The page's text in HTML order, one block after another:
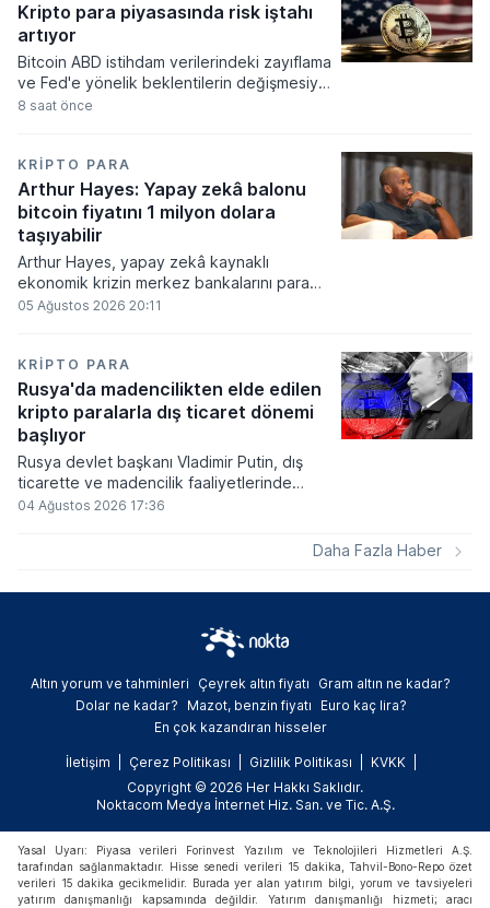
Kripto para piyasasında risk iştahı
artıyor
Bitcoin ABD istihdam verilerindeki zayıflama
ve Fed'e yönelik beklentilerin değişmesiyle
haftayı yükselişle kapattı. Kripto para
açıklanacak enflasyon rakamlarına ve
küresel gelişmelere çevrildi.
8 saat önce
KRIPTO PARA
Arthur Hayes: Yapay zekâ balonu
bitcoin fiyatını 1 milyon dolara
taşıyabilir
Arthur Hayes, yapay zekâ kaynaklı
ekonomik krizin merkez bankalarını para
basmaya zorlayacağını ve bu durumun
kayıplarının tetikleyeceği kredi krizinin
küresel likidite artışına yol açacağını belirtti
ve bitcoinin bu süreçte en hızlı tepki veren
varlık olacağı vurguladı.
05 Ağustos 2026 20:11
KRIPTO PARA
Rusya'da madencilikten elde edilen
kripto paralarla dış ticaret dönemi
başlıyor
Rusya devlet başkanı Vladimir Putin, dış
ticarette ve madencilik faaliyetlerinde
kripto varlıkların kullanımına onay veren
04 Ağustos 2026 17:36
Daha Fazla Haber
Altın yorum ve tahminleri Çeyrek altın fiyatı
Gram altın ne kadar?
Dolar ne kadar?
Mazot, benzin fiyatı
Euro kaç lira?
En çok kazandıran hisseler
İletişim Çerez Politikası Gizlilik Politikası
KVKK
Copyright © 2026 Her Hakkı Saklıdır.
Noktacom Medya İnternet Hiz. San. ve Tic. A.Ş.
Yasal Uyarı: Piyasa verileri Forinvest Yazılım ve Teknolojileri Hizmetleri A.Ş.
tarafından sağlanmaktadır. Hisse senedi verileri 15 dakika, Tahvil-Bono-Repo özet
verileri 15 dakika gecikmelidir. Burada yer alan yatırım bilgi, yorum ve tavsiyeleri
yatırım danışmanlığı kapsamında değildir. Yatırım danışmanlığı hizmeti; aracı